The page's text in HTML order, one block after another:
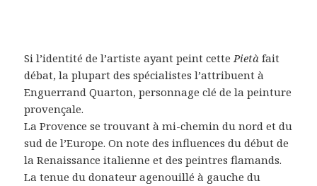
Si l’identité de l’artiste ayant peint cettePietàfait
débat, la plupart des spécialistes l’attribuent à
Enguerrand Quarton, personnage clé de la peinture
provençale.
La Provence se trouvant à mi-chemin du nord et du
sud de l’Europe. On note des influences du début de
la Renaissance italienne et des peintres flamands.
La tenue du donateur agenouillé à gauche du